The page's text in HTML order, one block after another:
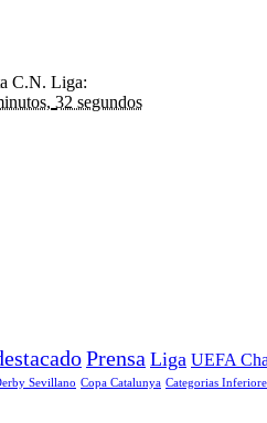
C.N. Liga:
32 segundos
Prensa Liga UEFA
Sevillano Copa Catalunya Categorias